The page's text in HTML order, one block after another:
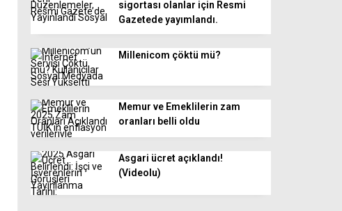
sigortası olanlar için Resmi
Gazetede yayımlandı.
Millenicom çöktü mü?
Memur ve Emeklilerin zam
oranları belli oldu
Asgari ücret açıklandı!
(Videolu)